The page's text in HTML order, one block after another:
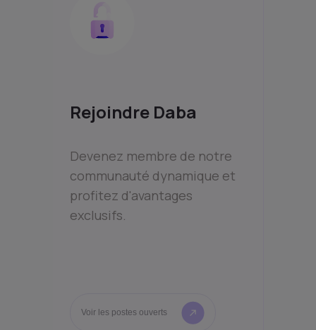
Rejoindre Daba
Devenez membre de notre
communauté dynamique et
profitez d'avantages
exclusifs.
Voir les postes ouverts